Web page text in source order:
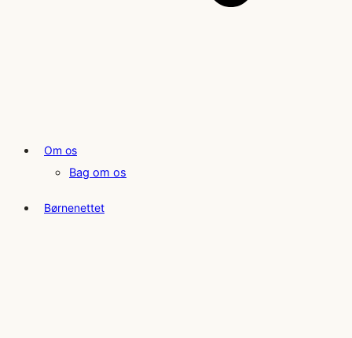
Om os
Bag om os
Børnenettet